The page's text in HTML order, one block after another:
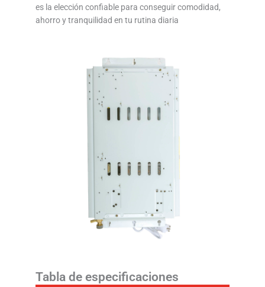
es la elección confiable para conseguir comodidad,
ahorro y tranquilidad en tu rutina diaria
Tabla de especificaciones